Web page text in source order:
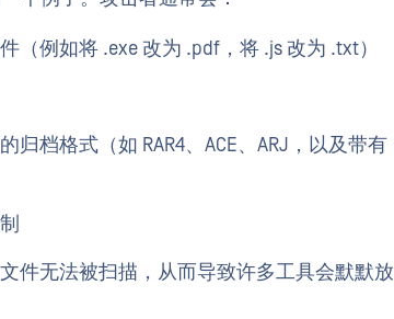
例如将 .exe 改为 .pdf，将 .js 改为 .txt）
档格式（如 RAR4、ACE、ARJ，以及带有
件无法被扫描，从而导致许多工具会默默放